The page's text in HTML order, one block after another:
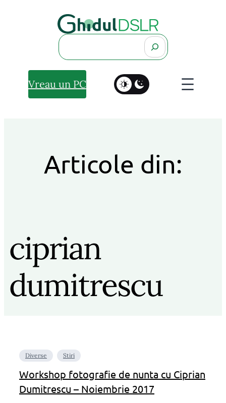
Search
Vreau un PC
Articole din:
ciprian
dumitrescu
Diverse Stiri
Workshop fotografie de nunta cu Ciprian
Dumitrescu – Noiembrie 2017